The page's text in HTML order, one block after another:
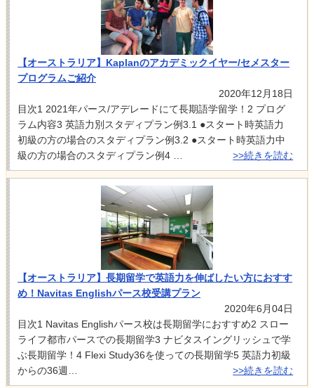
【オーストラリア】Kaplanのアカデミックイヤー/セメスター
プログラムご紹介
2020年12月18日
目次1 2021年パース/アデレードにて長期語学留学！2 プログ
ラム内容3 英語力別スタディプラン例3.1 ●スタート時英語力
初級の方の場合のスタディプラン例3.2 ●スタート時英語力中
級の方の場合のスタディプラン例4 …
>>続きを読む
【オーストラリア】長期留学で英語力を伸ばしたい方におすす
め！Navitas Englishパース校受講プラン
2020年6月04日
目次1 Navitas Englishパース校は長期留学におすすめ2 スロー
ライフ都市パースでの長期留学3 ナビタスイングリッシュで学
ぶ長期留学！4 Flexi Study36を使っての長期留学5 英語力初級
からの36週…
>>続きを読む